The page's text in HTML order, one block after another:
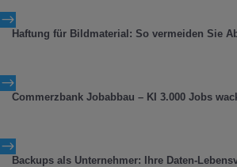
$
Haftung für Bildmaterial: So vermeiden Sie
$
Commerzbank Jobabbau – KI 3.000 Jobs
$
Backups als Unternehmer: Ihre Daten-